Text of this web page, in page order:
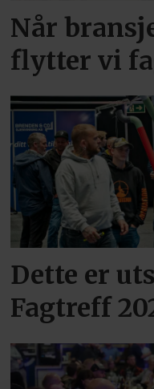
Når
flytter vi
Dette er
Fagtreff